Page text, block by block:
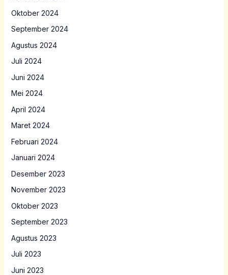
Oktober 2024
September 2024
Agustus 2024
Juli 2024
Juni 2024
Mei 2024
April 2024
Maret 2024
Februari 2024
Januari 2024
Desember 2023
November 2023
Oktober 2023
September 2023
Agustus 2023
Juli 2023
Juni 2023